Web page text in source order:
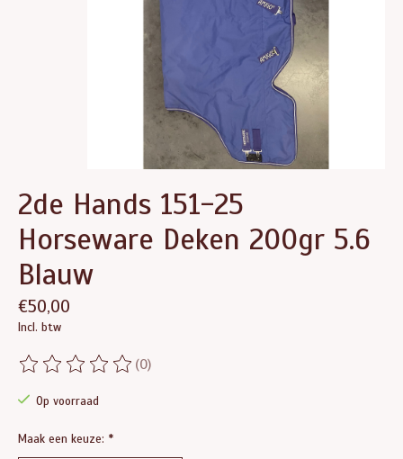
2de Hands 151-25
Horseware Deken 200gr 5.6
Blauw
€50,00
Incl. btw
De beoordeling van dit product is
(0)
Op voorraad
Maak een keuze: *